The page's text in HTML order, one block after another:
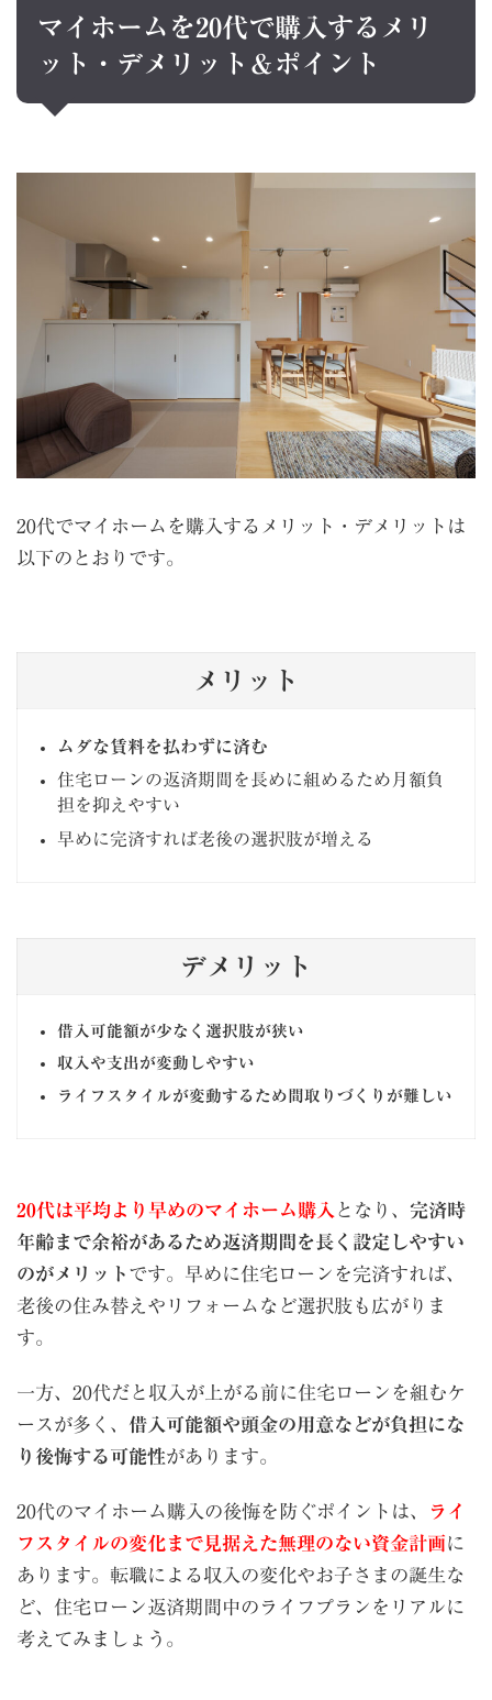
マイホームを20代で購入するメリ
ット・デメリット＆ポイント
20代でマイホームを購入するメリット・デメリットは
以下のとおりです。
メリット
ムダな賃料を払わずに済む
住宅ローンの返済期間を長めに組めるため月額負
担を抑えやすい
早めに完済すれば老後の選択肢が増える
デメリット
借入可能額が少なく選択肢が狭い
収入や支出が変動しやすい
ライフスタイルが変動するため間取りづくりが難しい
20代は平均より早めのマイホーム購入 となり、 完済時
年齢まで余裕があるため返済期間を長く設定しやすい
のがメリット です。早めに住宅ローンを完済すれば、
老後の住み替えやリフォームなど選択肢も広がりま
す。
一方、20代だと収入が上がる前に住宅ローンを組むケ
ースが多く、 借入可能額や頭金の用意などが負担にな
り後悔する可能性があります。
20代のマイホーム購入の後悔を防ぐポイントは、
ライ
フスタイルの変化まで見据えた無理のない資金計画に
あります。転職による収入の変化やお子さまの誕生な
ど、住宅ローン返済期間中のライフプランをリアルに
考えてみましょう。